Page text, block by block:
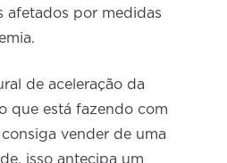
afetados por medidas
de aceleração da
que está fazendo com
vender de uma
isso antecipa um